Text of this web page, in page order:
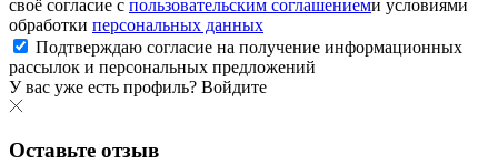
своё согласие с пользовательским соглашениеми условиями
обработки персональных данных
Подтверждаю согласие на получение информационных
рассылок и персональных предложений
У вас уже есть профиль? Войдите
Оставьте отзыв